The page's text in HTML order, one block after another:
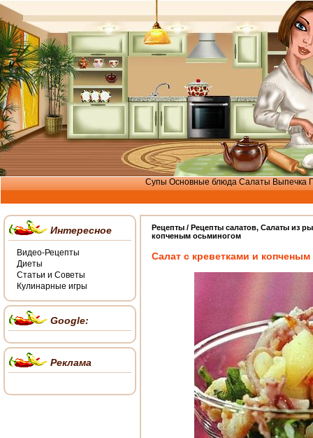
Супы Основные блюда Салаты Выпечка
Рецепты / Рецепты салатов, Салаты из
копченым осьминогом
Салат с креветками и
Интересное
Видео-Рецепты
Диеты
Статьи и Советы
Кулинарные игры
Google:
Реклама